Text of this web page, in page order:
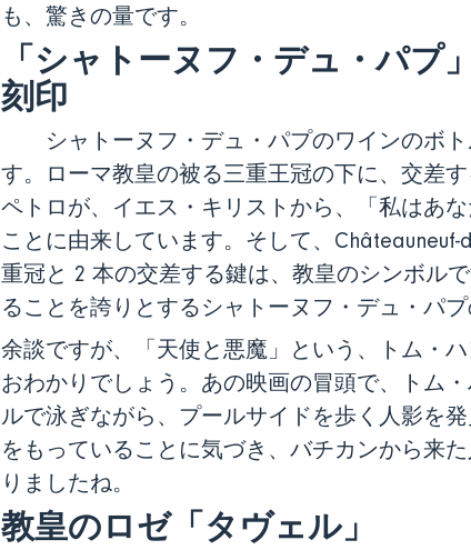
も、驚きの量です。
「シャトーヌフ・デュ・パプ
刻印
シャトーヌフ・デュ・パプのワインのボト
す。ローマ教皇の被る三重王冠の下に、交差
ペトロが、イエス・キリストから、「私はあ
ことに由来しています。そして、
重冠と 2 本の交差する鍵は、教皇のシンボル
ることを誇りとするシャトーヌフ・デュ・パ
余談ですが、「天使と悪魔」という、トム・
おわかりでしょう。あの映画の冒頭で、トム
ルで泳ぎながら、プールサイドを歩く人影を
をもっていることに気づき、バチカンから来
りましたね。
教皇のロゼ「タヴェル」